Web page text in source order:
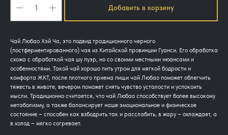
Добавить в корзину
Чай Любао Хэй Ча, это подвид традиционного черного
(постферментированного) чая из Китайской провинции Гуанси. Его обработка
схожа с обработкой чая шу пуэр, но со своими местными нюансами и
особенностями. Такой чай хорошо пить утром для мягкой бодрости и
комфорта ЖКТ, после плотного приема пищи чай Любао поможет облегчить
тяжесть в животе, вечером поможет снять чувство усталости и успокоить
мысли. Традиционно считается, что чай Любао способствует более высокому
метаболизму, а также балансирует наше эмоциональное и физическое
состояние – способен как взбодрить так и расслабить, в жару – охлаждает, а
в холод – мягко согревает.